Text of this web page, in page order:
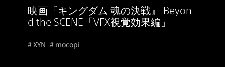
映画『キングダム 魂の決戦』 Beyon
d the SCENE「VFX視覚効果編」
# XYN # mocopi